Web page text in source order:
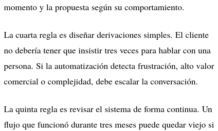
momento y la propuesta según su comportamiento.
La cuarta regla es diseñar derivaciones simples. El cliente
no debería tener que insistir tres veces para hablar con una
persona. Si la automatización detecta frustración, alto valor
comercial o complejidad, debe escalar la conversación.
La quinta regla es revisar el sistema de forma continua. Un
flujo que funcionó durante tres meses puede quedar viejo si